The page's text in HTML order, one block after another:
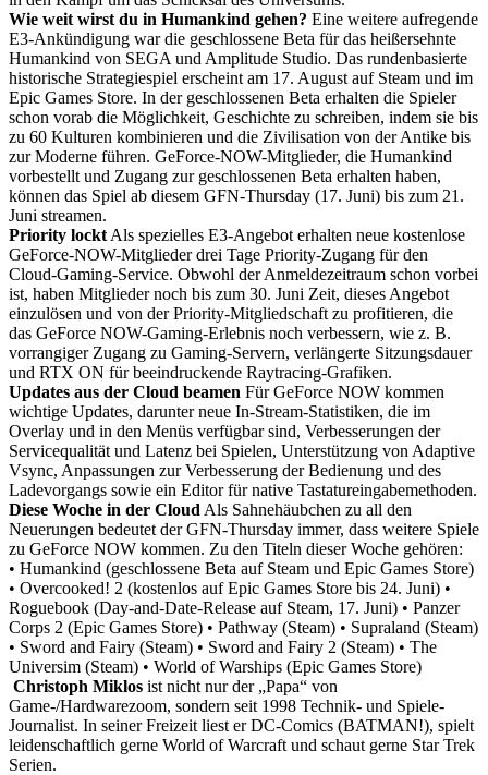
Wie weit wirst du in Humankind gehen? Eine weitere aufregende
E3-Ankündigung war die geschlossene Beta für das heißersehnte
Humankind von SEGA und Amplitude Studio. Das rundenbasierte
historische Strategiespiel erscheint am 17. August auf Steam und im
Epic Games Store. In der geschlossenen Beta erhalten die Spieler
schon vorab die Möglichkeit, Geschichte zu schreiben, indem sie bis
zu 60 Kulturen kombinieren und die Zivilisation von der Antike bis
zur Moderne führen. GeForce-NOW-Mitglieder, die Humankind
vorbestellt und Zugang zur geschlossenen Beta erhalten haben,
können das Spiel ab diesem GFN-Thursday (17. Juni) bis zum 21.
Juni streamen.
Priority lockt Als spezielles E3-Angebot erhalten neue kostenlose
GeForce-NOW-Mitglieder drei Tage Priority-Zugang für den
Cloud-Gaming-Service. Obwohl der Anmeldezeitraum schon vorbei
ist, haben Mitglieder noch bis zum 30. Juni Zeit, dieses Angebot
einzulösen und von der Priority-Mitgliedschaft zu profitieren, die
das GeForce NOW-Gaming-Erlebnis noch verbessern, wie z. B.
vorrangiger Zugang zu Gaming-Servern, verlängerte Sitzungsdauer
und RTX ON für beeindruckende Raytracing-Grafiken.
Updates aus der Cloud beamen Für GeForce NOW kommen
wichtige Updates, darunter neue In-Stream-Statistiken, die im
Overlay und in den Menüs verfügbar sind, Verbesserungen der
Servicequalität und Latenz bei Spielen, Unterstützung von Adaptive
Vsync, Anpassungen zur Verbesserung der Bedienung und des
Ladevorgangs sowie ein Editor für native Tastatureingabemethoden.
Diese Woche in der Cloud Als Sahnehäubchen zu all den
Neuerungen bedeutet der GFN-Thursday immer, dass weitere Spiele
zu GeForce NOW kommen. Zu den Titeln dieser Woche gehören:
• Humankind (geschlossene Beta auf Steam und Epic Games Store)
• Overcooked! 2 (kostenlos auf Epic Games Store bis 24. Juni) •
Roguebook (Day-and-Date-Release auf Steam, 17. Juni) • Panzer
Corps 2 (Epic Games Store) • Pathway (Steam) • Supraland (Steam)
• Sword and Fairy (Steam) • Sword and Fairy 2 (Steam) • The
Universim (Steam) • World of Warships (Epic Games Store)
Christoph Miklos ist nicht nur der „Papa“ von
Game-/Hardwarezoom, sondern seit 1998 Technik- und Spiele-
Journalist. In seiner Freizeit liest er DC-Comics (BATMAN!), spielt
leidenschaftlich gerne World of Warcraft und schaut gerne Star Trek
Serien.